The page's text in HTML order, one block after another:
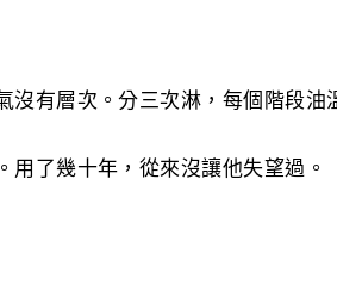
有層次。分三次淋，每個階段
了幾十年，從來沒讓他失望過。